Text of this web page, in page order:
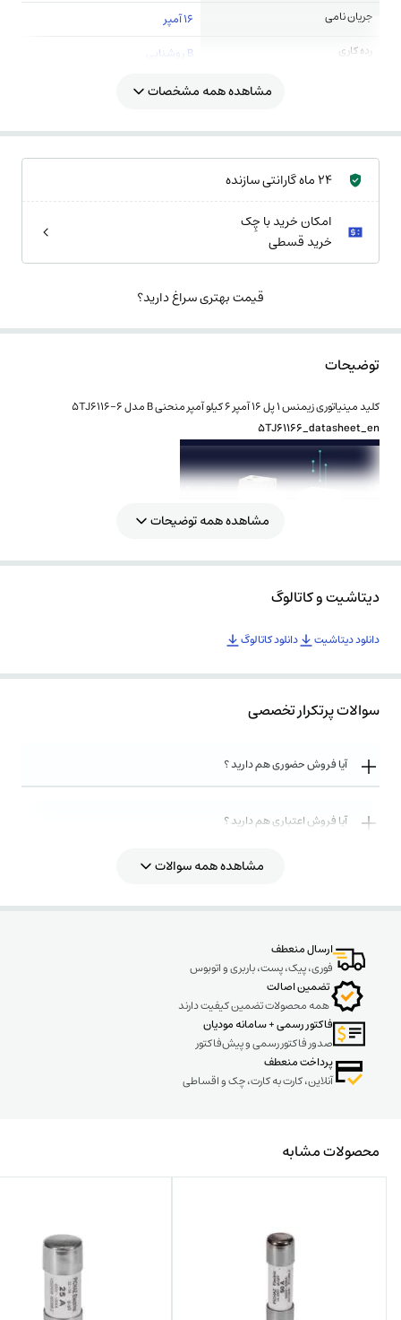
جریان نامی
16 آمپر
رده کاری
B روشنایی
مشاهده همه مشخصات
24 ماه گارانتی سازنده
امکان خرید با چِک
خرید قسطی
قیمت بهتری سراغ دارید؟
توضیحات
کلید مینیاتوری زیمنس 1 پل 16 آمپر 6 کیلو آمپر منحنی B مدل 5TJ6116-6
5TJ61166_datasheet_en
مشاهده همه توضیحات
دیتاشیت و کاتالوگ
دانلود دیتاشیت دانلود کاتالوگ
سوالات پرتکرار تخصصی
آیا فروش حضوری هم دارید ؟
آیا فروش اعتباری هم دارید ؟
روش های ارسال کالا به چه صورت میباشد ؟
مشاهده همه سوالات
ارسال منعطف
فوری، پیک، پست، باربری و اتوبوس
تضمین اصالت
همه محصولات تضمین کیفیت دارند
فاکتور رسمی + سامانه مودیان
صدور فاکتور رسمی و پیش‌فاکتور
پرداخت منعطف
آنلاین، کارت به کارت، چک و اقساطی
محصولات مشابه